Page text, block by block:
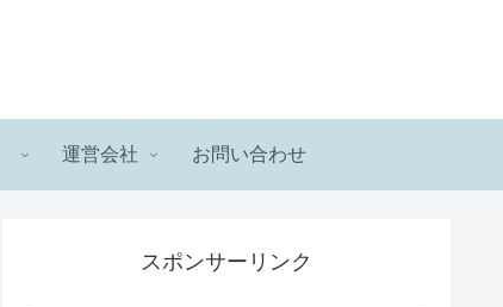
運営会社 お問い合わせ
スポンサーリンク